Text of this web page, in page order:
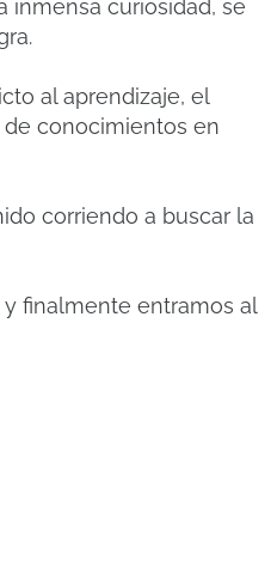
inmensa curiosidad, se
al aprendizaje, el
conocimientos en
corriendo a buscar la
finalmente entramos al